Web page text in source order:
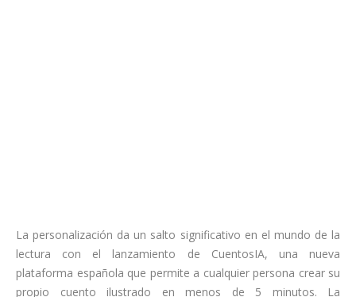
La personalización da un salto significativo en el mundo de la
lectura con el lanzamiento de CuentosIA, una nueva
plataforma española que permite a cualquier persona crear su
propio cuento ilustrado en menos de 5 minutos. La